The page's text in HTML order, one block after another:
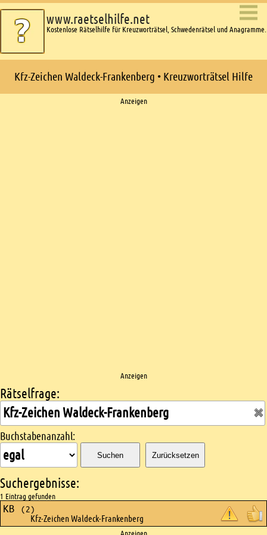
www.raetselhilfe.net
Kostenlose Rätselhilfe für Kreuzworträtsel, Schwedenrätsel und Anagramme.
Kfz-Zeichen Waldeck-Frankenberg • Kreuzworträtsel Hilfe
Anzeigen
Anzeigen
Kreuzworträtsel suchen
Rätselfrage:
Buchstabenanzahl:
Suchen Zurücksetzen
Suchergebnisse:
1 Eintrag gefunden
KB (2)
Kfz-Zeichen Waldeck-Frankenberg